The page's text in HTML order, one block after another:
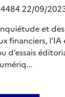
22/09/
et
financiers,
d’essais